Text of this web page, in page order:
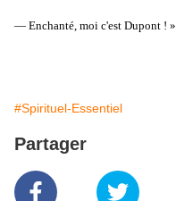
— Enchanté, moi c'est Dupont ! »
#Spirituel-Essentiel
Partager